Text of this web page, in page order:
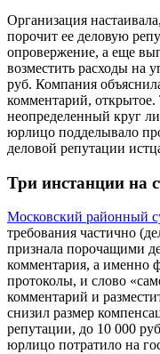
Организация
порочит ее деловую
опровержение, а еще
возместить расходы на
руб. Компания
комментарий, открытое.
неопределенный круг
юрлицо подделывало
деловой репутации
Три инстанции на
Московский районный
требования частично
признала порочащими
комментария, а именно
протоколы, и слово
комментарий и
снизил размер
репутации, до 10 000
юрлицо потратило на